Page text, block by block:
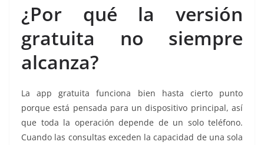
¿Por qué la versión
gratuita no siempre
alcanza?
La app gratuita funciona bien hasta cierto punto
porque está pensada para un dispositivo principal, así
que toda la operación depende de un solo teléfono.
Cuando las consultas exceden la capacidad de una sola